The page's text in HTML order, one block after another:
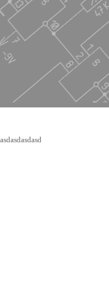
asdasdasdasd